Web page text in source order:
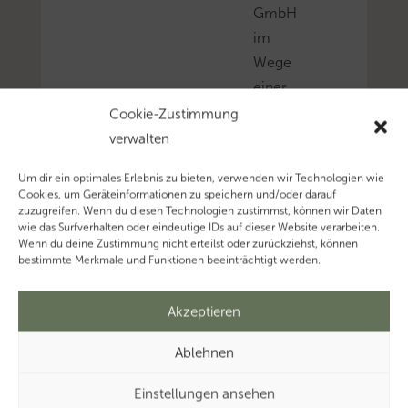
Cookie-Zustimmung
verwalten
Um dir ein optimales Erlebnis zu bieten, verwenden wir Technologien wie
Cookies, um Geräteinformationen zu speichern und/oder darauf
zuzugreifen. Wenn du diesen Technologien zustimmst, können wir Daten
wie das Surfverhalten oder eindeutige IDs auf dieser Website verarbeiten.
Wenn du deine Zustimmung nicht erteilst oder zurückziehst, können
bestimmte Merkmale und Funktionen beeinträchtigt werden.
Akzeptieren
Ablehnen
Einstellungen ansehen
GmbH
im
Wege
einer
Beteiligungskette
nach
§
1
GrEStG